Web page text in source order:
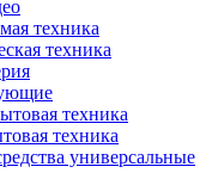
техника
техника
техника
техника
универсальные